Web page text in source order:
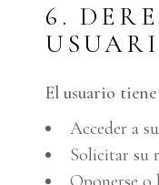
6.
El usuario
Acceder a
Solicitar su